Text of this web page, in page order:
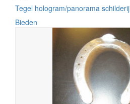
Tegel hologram/panorama schilderij
Bieden